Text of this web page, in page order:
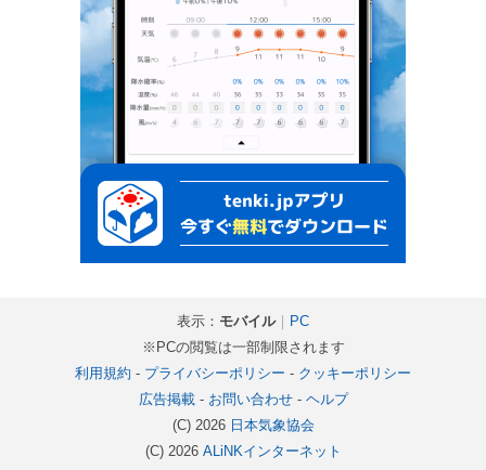
表示： モバイル｜
PC
※PCの閲覧は一部制限されます
利用規約 - プライバシーポリシー - クッキーポリシー
広告掲載- お問い合わせ- ヘルプ
(C) 2026 日本気象協会
(C) 2026 ALiNKインターネット